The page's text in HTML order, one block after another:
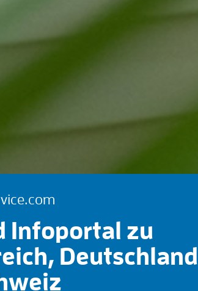
Infoportal zu
Deutschland